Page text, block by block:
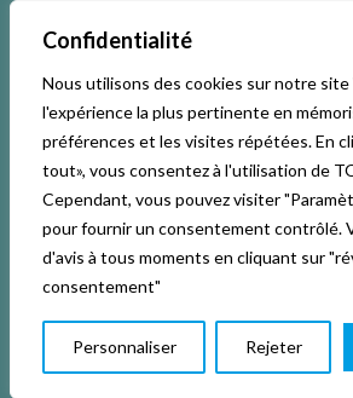
Confidentialité
Nous utilisons des cookies sur notre
l'expérience la plus pertinente en
préférences et les visites répétées. En
tout», vous consentez à l'utilisation de
Cependant, vous pouvez visiter
pour fournir un consentement contrôlé.
d'avis à tous moments en cliquant sur
consentement"
Personnaliser Rejeter
Accueil Activités & Inscriptions
Événements Studios